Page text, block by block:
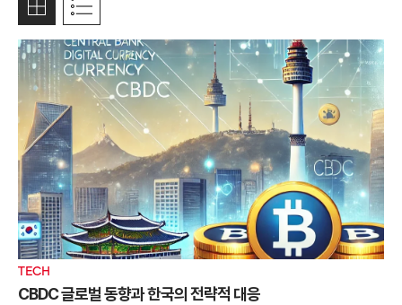
TECH
CBDC 글로벌 동향과 한국의 전략적 대응